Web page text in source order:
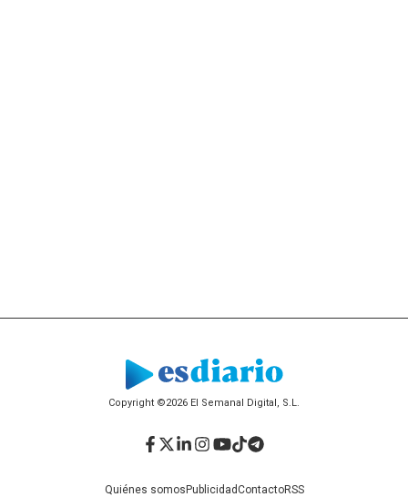
Copyright ©2026 El Semanal Digital, S.L.
Quiénes somosPublicidadContactoRSS
Facebook
Twitter
LinkedIn
Instagram
YouTube
TikTok
Telegram